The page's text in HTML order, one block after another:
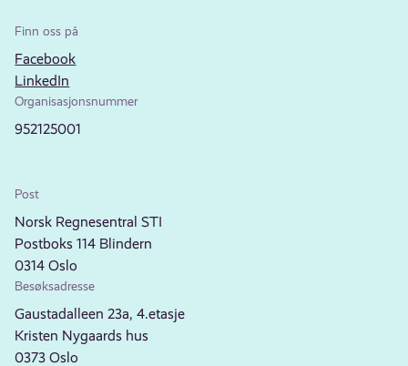
Finn oss på
Facebook
LinkedIn
Organisasjonsnummer
952125001
Post
Norsk Regnesentral STI
Postboks 114 Blindern
0314 Oslo
Besøksadresse
Gaustadalleen 23a, 4.etasje
Kristen Nygaards hus
0373 Oslo